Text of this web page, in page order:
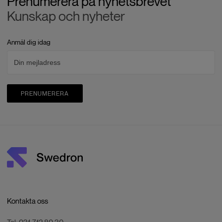
Kunskap och nyheter
Anmäl dig idag
PRENUMERERA
Kontakta oss